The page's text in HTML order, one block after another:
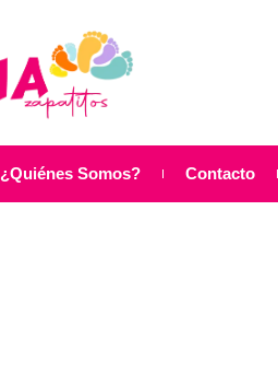
¿Quiénes Somos? Contacto